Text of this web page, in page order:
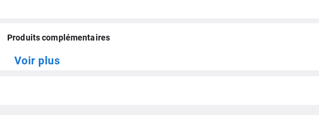
Produits complémentaires
Voir plus